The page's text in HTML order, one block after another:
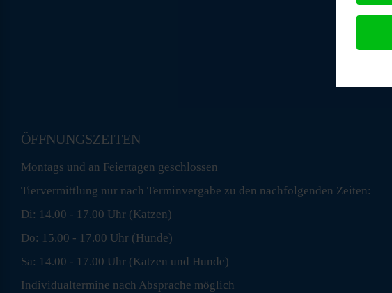
ÖFFNUNGSZEITEN
Montags und an Feiertagen geschlossen
Tiervermittlung nur nach Terminvergabe zu den nachfolgenden Zeiten:
Di: 14.00 - 17.00 Uhr (Katzen)
Do: 15.00 - 17.00 Uhr (Hunde)
Sa: 14.00 - 17.00 Uhr (Katzen und Hunde)
Individualtermine nach Absprache möglich